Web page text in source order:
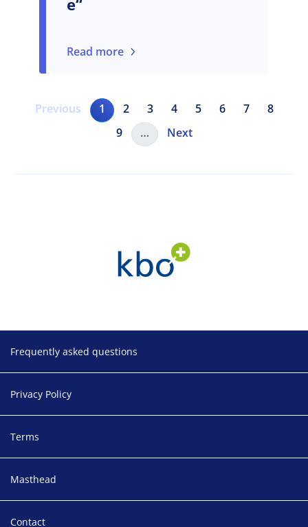
e“
Read more
Previous page
Previous Current page
1 Page
2 Page
3 Page
4 Page
5 Page
6 Page
7 Page
8
Page
9 … Next page
Next
Frequently asked questions
Privacy Policy
Terms
Masthead
Contact